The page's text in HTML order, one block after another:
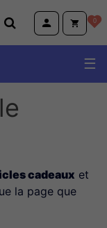
0
cadeaux et
la page que